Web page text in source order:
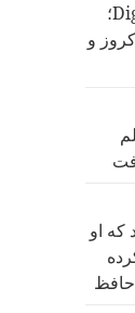
استقبال کم‌رمق از تریلر Digger؛
و
که او